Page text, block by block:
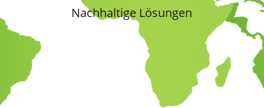
Nachhaltige Lösungen